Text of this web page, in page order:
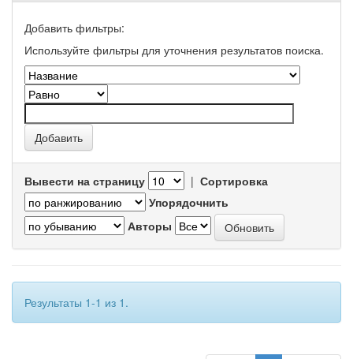
Добавить фильтры:
Используйте фильтры для уточнения результатов поиска.
Вывести на страницу | Сортировка
Упорядочнить
Авторы
Результаты 1-1 из 1.